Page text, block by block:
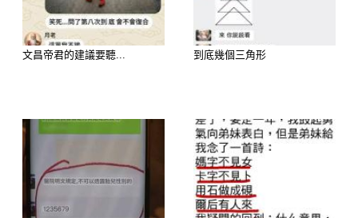
歡迎來下水道觀看更多都市傳說👉
文昌帝君的建議要聽... 到底幾個三角形